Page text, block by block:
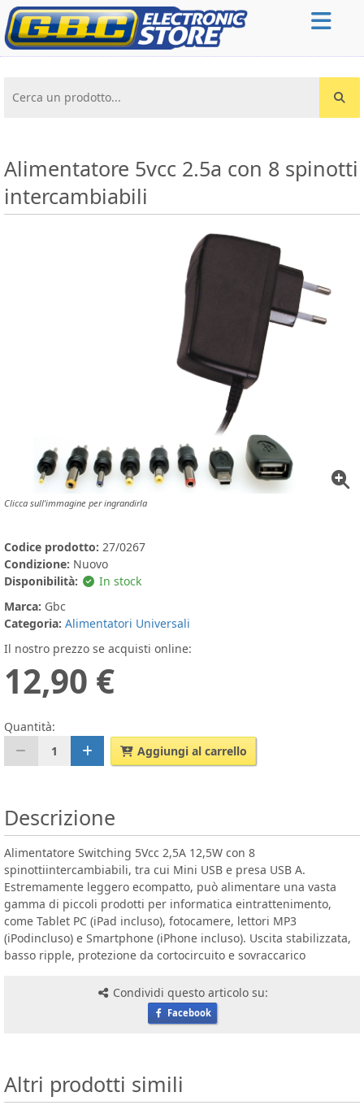
Cerca un prodotto...
Alimentatore 5vcc 2.5a con 8 spinotti
intercambiabili
Clicca sull'immagine per ingrandirla
Codice prodotto: 27/0267
Condizione: Nuovo
Disponibilità:
In stock
Marca: Gbc
Categoria: Alimentatori Universali
Il nostro prezzo se acquisti online:
12,90 €
Quantità:
1
Aggiungi al carrello
Descrizione
Alimentatore Switching 5Vcc 2,5A 12,5W con 8
spinottiintercambiabili, tra cui Mini USB e presa USB A.
Estremamente leggero ecompatto, può alimentare una vasta
gamma di piccoli prodotti per informatica eintrattenimento,
come Tablet PC (iPad incluso), fotocamere, lettori MP3
(iPodincluso) e Smartphone (iPhone incluso). Uscita stabilizzata,
basso ripple, protezione da cortocircuito e sovraccarico
Condividi questo articolo su:
Facebook
Altri prodotti simili